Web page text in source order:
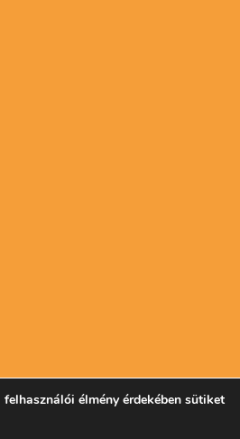
nyilatkozat
élmény érdekében sütiket